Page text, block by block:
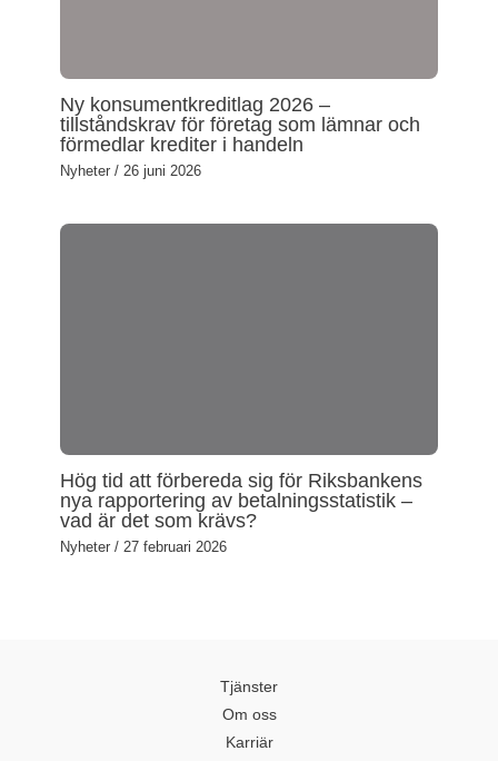
Ny konsumentkreditlag 2026 –
tillståndskrav för företag som lämnar och
förmedlar krediter i handeln
Nyheter /26 juni 2026
Hög tid att förbereda sig för Riksbankens
nya rapportering av betalningsstatistik –
vad är det som krävs?
Nyheter / 27 februari 2026
Tjänster
Om oss
Karriär